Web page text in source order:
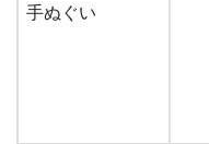
手ぬぐい